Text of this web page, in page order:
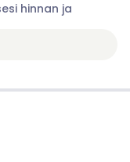
hinnan ja